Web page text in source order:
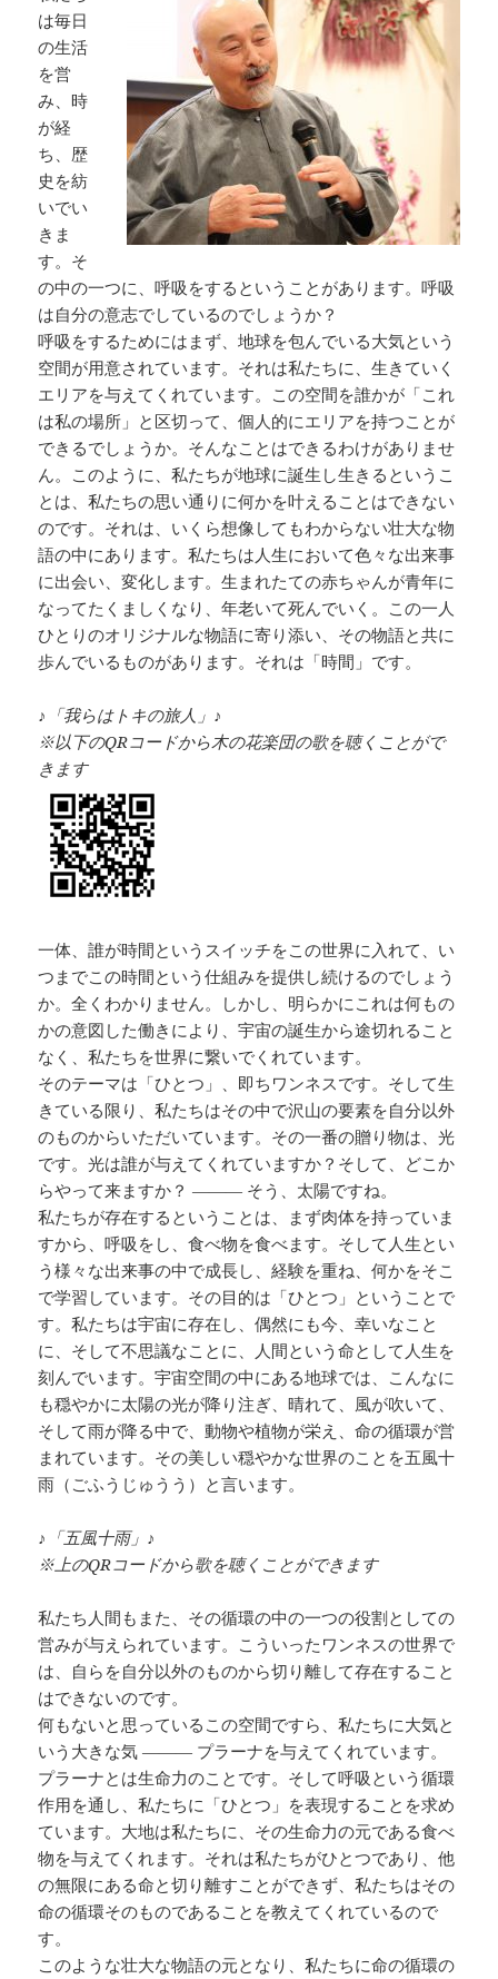
は毎日
の生活
を営
み、時
が経
ち、歴
史を紡
いでい
きま
す。そ
の中の一つに、呼吸をするということがあります。呼吸
は自分の意志でしているのでしょうか？
呼吸をするためにはまず、地球を包んでいる大気という
空間が用意されています。それは私たちに、生きていく
エリアを与えてくれています。この空間を誰かが「これ
は私の場所」と区切って、個人的にエリアを持つことが
できるでしょうか。そんなことはできるわけがありませ
ん。このように、私たちが地球に誕生し生きるというこ
とは、私たちの思い通りに何かを叶えることはできない
のです。それは、いくら想像してもわからない壮大な物
語の中にあります。私たちは人生において色々な出来事
に出会い、変化します。生まれたての赤ちゃんが青年に
なってたくましくなり、年老いて死んでいく。この一人
ひとりのオリジナルな物語に寄り添い、その物語と共に
歩んでいるものがあります。それは「時間」です。
♪「我らはトキの旅人」♪
※以下のQRコードから木の花楽団の歌を聴くことがで
きます
一体、誰が時間というスイッチをこの世界に入れて、い
つまでこの時間という仕組みを提供し続けるのでしょう
か。全くわかりません。しかし、明らかにこれは何もの
かの意図した働きにより、宇宙の誕生から途切れること
なく、私たちを世界に繋いでくれています。
そのテーマは「ひとつ」、即ちワンネスです。そして生
きている限り、私たちはその中で沢山の要素を自分以外
のものからいただいています。その一番の贈り物は、光
です。光は誰が与えてくれていますか？そして、どこか
らやって来ますか？ ——— そう、太陽ですね。
私たちが存在するということは、まず肉体を持っていま
すから、呼吸をし、食べ物を食べます。そして人生とい
う様々な出来事の中で成長し、経験を重ね、何かをそこ
で学習しています。その目的は「ひとつ」ということで
す。私たちは宇宙に存在し、偶然にも今、幸いなこと
に、そして不思議なことに、人間という命として人生を
刻んでいます。宇宙空間の中にある地球では、こんなに
も穏やかに太陽の光が降り注ぎ、晴れて、風が吹いて、
そして雨が降る中で、動物や植物が栄え、命の循環が営
まれています。その美しい穏やかな世界のことを五風十
雨（ごふうじゅうう）と言います。
♪「五風十雨」♪
※上のQRコードから歌を聴くことができます
私たち人間もまた、その循環の中の一つの役割としての
営みが与えられています。こういったワンネスの世界で
は、自らを自分以外のものから切り離して存在すること
はできないのです。
何もないと思っているこの空間ですら、私たちに大気と
いう大きな気 ——— プラーナを与えてくれています。
プラーナとは生命力のことです。そして呼吸という循環
作用を通し、私たちに「ひとつ」を表現することを求め
ています。大地は私たちに、その生命力の元である食べ
物を与えてくれます。それは私たちがひとつであり、他
の無限にある命と切り離すことができず、私たちはその
命の循環そのものであることを教えてくれているので
す。
このような壮大な物語の元となり、私たちに命の循環の